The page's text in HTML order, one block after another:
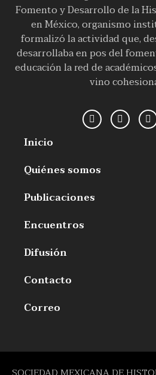
Fomento y Desarrollo de la
en México, organismo
formalizó la actividad que,
desarrollaba en pos del
educación la red de
vino
Inicio
Quiénes somos
Publicaciones
Encuentros
Difusión
Contacto
Correo